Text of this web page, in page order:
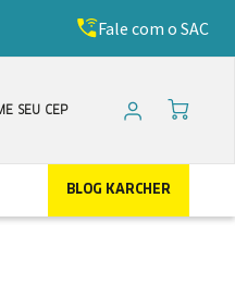
com o cupomFale com o SAC
SEU CEP
BLOG KARCHER